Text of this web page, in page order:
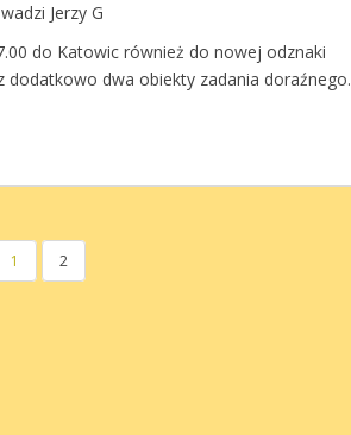
Jerzy G
do Katowic również do nowej odznaki
dodatkowo dwa obiekty zadania doraźnego.
1 2